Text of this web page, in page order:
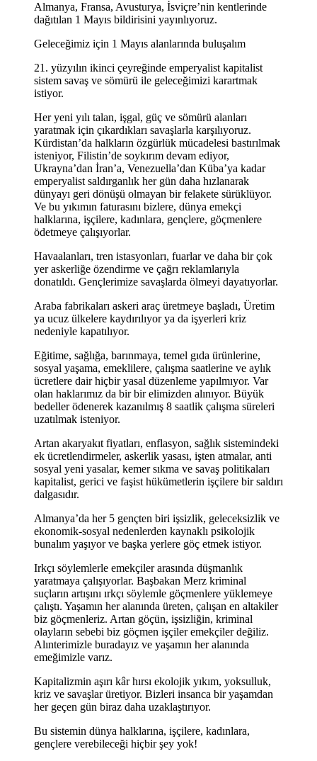
Almanya, Fransa, Avusturya, İsviçre’nin kentlerinde
dağıtılan 1 Mayıs bildirisini yayınlıyoruz.
Geleceğimiz için 1 Mayıs alanlarında buluşalım
21. yüzyılın ikinci çeyreğinde emperyalist kapitalist
sistem savaş ve sömürü ile geleceğimizi karartmak
istiyor.
Her yeni yılı talan, işgal, güç ve sömürü alanları
yaratmak için çıkardıkları savaşlarla karşılıyoruz.
Kürdistan’da halkların özgürlük mücadelesi bastırılmak
isteniyor, Filistin’de soykırım devam ediyor,
Ukrayna’dan İran’a, Venezuella’dan Küba’ya kadar
emperyalist saldırganlık her gün daha hızlanarak
dünyayı geri dönüşü olmayan bir felakete sürüklüyor.
Ve bu yıkımın faturasını bizlere, dünya emekçi
halklarına, işçilere, kadınlara, gençlere, göçmenlere
ödetmeye çalışıyorlar.
Havaalanları, tren istasyonları, fuarlar ve daha bir çok
yer askerliğe özendirme ve çağrı reklamlarıyla
donatıldı. Gençlerimize savaşlarda ölmeyi dayatıyorlar.
Araba fabrikaları askeri araç üretmeye başladı, Üretim
ya ucuz ülkelere kaydırılıyor ya da işyerleri kriz
nedeniyle kapatılıyor.
Eğitime, sağlığa, barınmaya, temel gıda ürünlerine,
sosyal yaşama, emeklilere, çalışma saatlerine ve aylık
ücretlere dair hiçbir yasal düzenleme yapılmıyor. Var
olan haklarımız da bir bir elimizden alınıyor. Büyük
bedeller ödenerek kazanılmış 8 saatlik çalışma süreleri
uzatılmak isteniyor.
Artan akaryakıt fiyatları, enflasyon, sağlık sistemindeki
ek ücretlendirmeler, askerlik yasası, işten atmalar, anti
sosyal yeni yasalar, kemer sıkma ve savaş politikaları
kapitalist, gerici ve faşist hükümetlerin işçilere bir saldırı
dalgasıdır.
Almanya’da her 5 gençten biri işsizlik, geleceksizlik ve
ekonomik-sosyal nedenlerden kaynaklı psikolojik
bunalım yaşıyor ve başka yerlere göç etmek istiyor.
Irkçı söylemlerle emekçiler arasında düşmanlık
yaratmaya çalışıyorlar. Başbakan Merz kriminal
suçların artışını ırkçı söylemle göçmenlere yüklemeye
çalıştı. Yaşamın her alanında üreten, çalışan en altakiler
biz göçmenleriz. Artan göçün, işsizliğin, kriminal
olayların sebebi biz göçmen işçiler emekçiler değiliz.
Alınterimizle buradayız ve yaşamın her alanında
emeğimizle varız.
Kapitalizmin aşırı kâr hırsı ekolojik yıkım, yoksulluk,
kriz ve savaşlar üretiyor. Bizleri insanca bir yaşamdan
her geçen gün biraz daha uzaklaştırıyor.
Bu sistemin dünya halklarına, işçilere, kadınlara,
gençlere verebileceği hiçbir şey yok!